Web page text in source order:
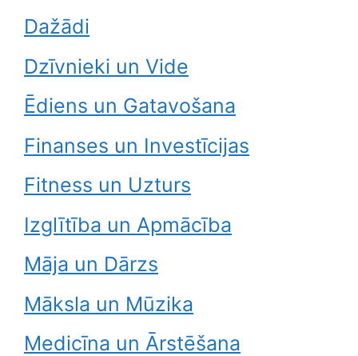
Dažādi
Dzīvnieki un Vide
Ēdiens un Gatavošana
Finanses un Investīcijas
Fitness un Uzturs
Izglītība un Apmācība
Māja un Dārzs
Māksla un Mūzika
Medicīna un Ārstēšana